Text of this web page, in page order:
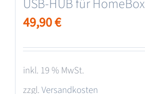
USB-HUB für HomeBox
49,90€
inkl. 19 % MwSt.
zzgl.Versandkosten